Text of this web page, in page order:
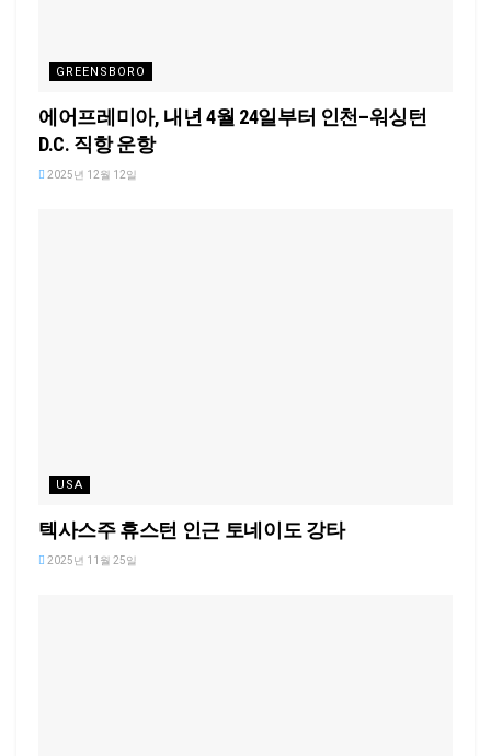
GREENSBORO
에어프레미아, 내년 4월 24일부터 인천–워싱턴
D.C. 직항 운항
2025년 12월 12일
USA
텍사스주 휴스턴 인근 토네이도 강타
2025년 11월 25일